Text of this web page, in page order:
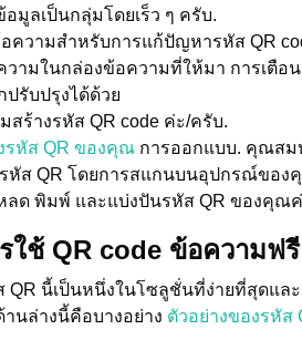
อมูลเป็นกลุ่มโดยเร็ว ๆ ครับ.
ความสำหรับการแก้ปัญหารหัส QR
วามในกล่องข้อความที่ให้มา การเตื
ปรับปรุงได้ด้วย
สร้างรหัส QR code ค่ะ/ครับ.
รหัส QR ของคุณ การออกแบบ. คุณสม
หัส QR โดยการสแกนบนอุปกรณ์ของ
ลด พิมพ์ และแบ่งปันรหัส QR ของคุณ
ใช้ QR code ข้อความฟ
QR นี้เป็นหนึ่งในโซลูชั่นที่ง่ายที่สุดแล
นล่างนี้คือบางอย่าง ตัวอย่างของรหัส